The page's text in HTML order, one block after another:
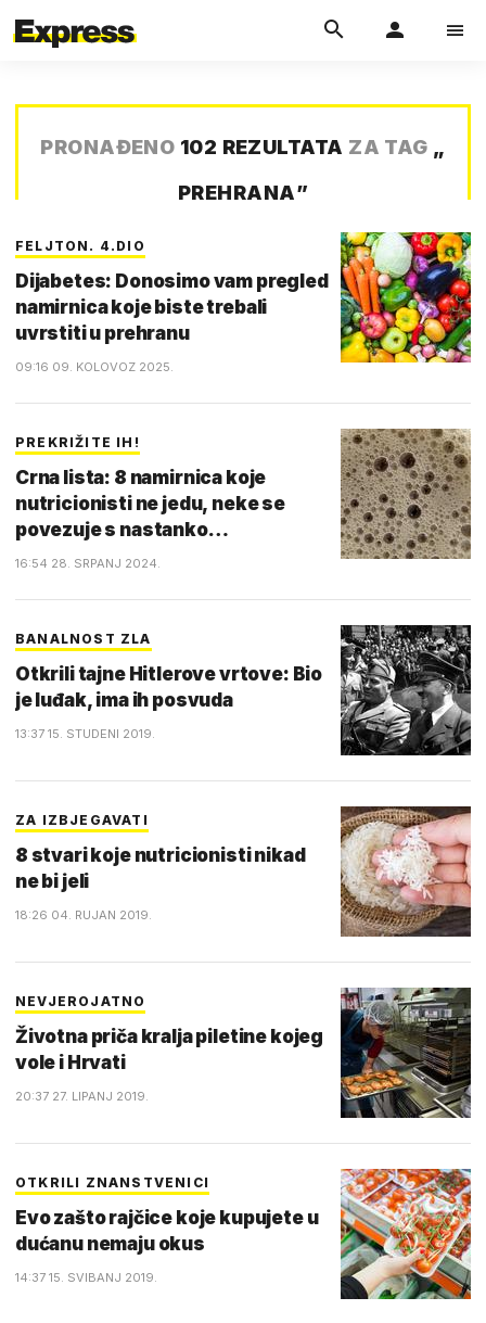
PRONAĐENO 102 REZULTATA ZA TAG „
PREHRANA”
FELJTON. 4.DIO
Dijabetes: Donosimo vam pregled
namirnica koje biste trebali
uvrstiti u prehranu
09:16 09. KOLOVOZ 2025.
PREKRIŽITE IH!
Crna lista: 8 namirnica koje
nutricionisti ne jedu, neke se
povezuje s nastanko…
16:54 28. SRPANJ 2024.
BANALNOST ZLA
Otkrili tajne Hitlerove vrtove: Bio
je luđak, ima ih posvuda
13:37 15. STUDENI 2019.
ZA IZBJEGAVATI
8 stvari koje nutricionisti nikad
ne bi jeli
18:26 04. RUJAN 2019.
NEVJEROJATNO
Životna priča kralja piletine kojeg
vole i Hrvati
20:37 27. LIPANJ 2019.
OTKRILI ZNANSTVENICI
Evo zašto rajčice koje kupujete u
dućanu nemaju okus
14:37 15. SVIBANJ 2019.